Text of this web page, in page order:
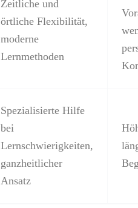
Zeitliche und
örtliche Flexibilität,
moderne
Lernmethoden
Spezialisierte Hilfe
bei
Lernschwierigkeiten,
ganzheitlicher
Ansatz